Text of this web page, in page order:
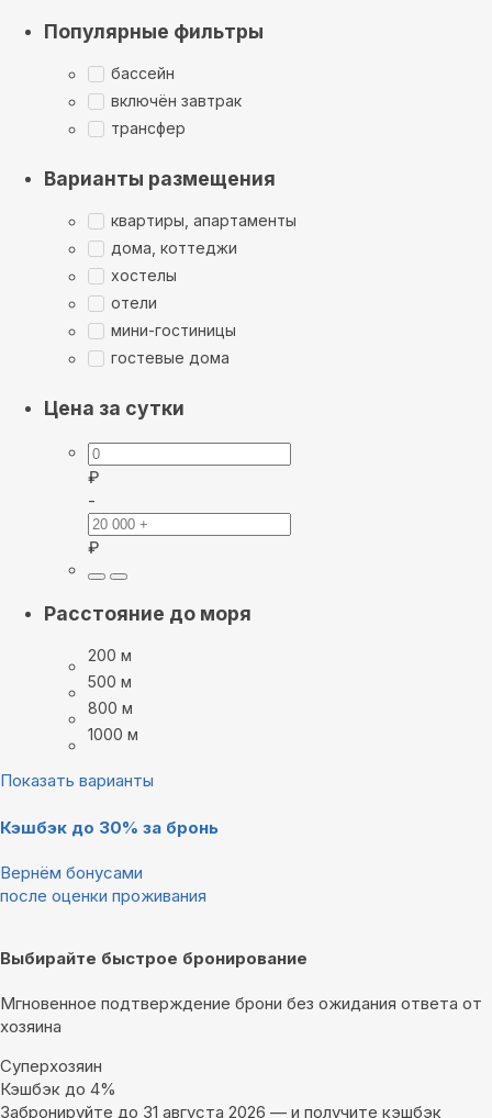
Популярные фильтры
бассейн
включён завтрак
трансфер
Варианты размещения
квартиры, апартаменты
дома, коттеджи
хостелы
отели
мини-гостиницы
гостевые дома
Цена за сутки
₽
-
₽
Расстояние до моря
200 м
500 м
800 м
1000 м
Показать варианты
Кэшбэк до 30% за бронь
Вернём бонусами
после оценки проживания
Выбирайте быстрое бронирование
Мгновенное подтверждение брони без ожидания ответа от
хозяина
Суперхозяин
Кэшбэк до 4%
Забронируйте до 31 августа 2026 — и получите кэшбэк